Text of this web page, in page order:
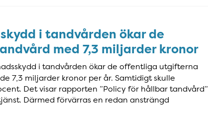
i tandvården ökar de
med 7,3 miljarder kronor
i tandvården ökar de offentliga utgifterna
7,3 miljarder kronor per år. Samtidigt skulle
Det visar rapporten ”Policy för hållbar tandvård”
Därmed förvärras en redan ansträngd